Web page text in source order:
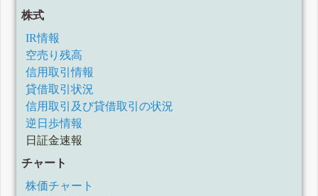
株式
IR情報
空売り残高
信用取引情報
貸借取引状況
信用取引及び貸借取引の状況
逆日歩情報
日証金速報
チャート
株価チャート